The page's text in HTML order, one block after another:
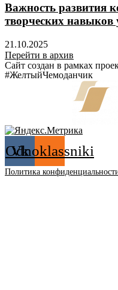
Важность развития
творческих навыков
21.10.2025
Перейти в архив
Сайт создан в рамках
#ЖелтыйЧемоданчик
Vk
Odnoklassniki
Политика